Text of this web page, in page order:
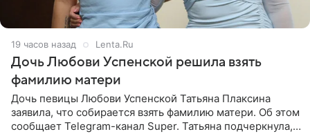
19 часов назад Lenta.Ru
Дочь Любови Успенской решила взять
фамилию матери
Дочь певицы Любови Успенской Татьяна Плаксина
заявила, что собирается взять фамилию матери. Об этом
сообщает Telegram-канал Super. Татьяна подчеркнула,